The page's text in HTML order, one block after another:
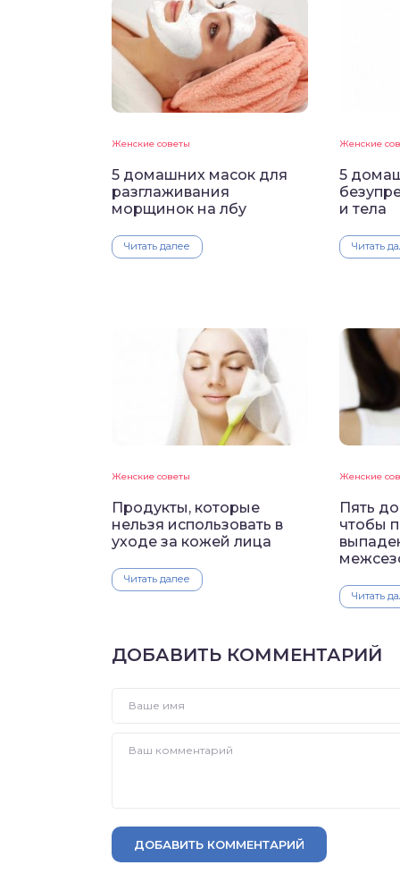
Женские советы
5 домашних масок для
разглаживания
морщинок на лбу
Читать далее
Женские
5
и тела
Читать
Женские советы
Продукты, которые
нельзя использовать в
уходе за кожей лица
Читать далее
Женские
Пять
чтобы
Читать
ДОБАВИТЬ КОММЕНТАРИЙ
ДОБАВИТЬ КОММЕНТАРИЙ